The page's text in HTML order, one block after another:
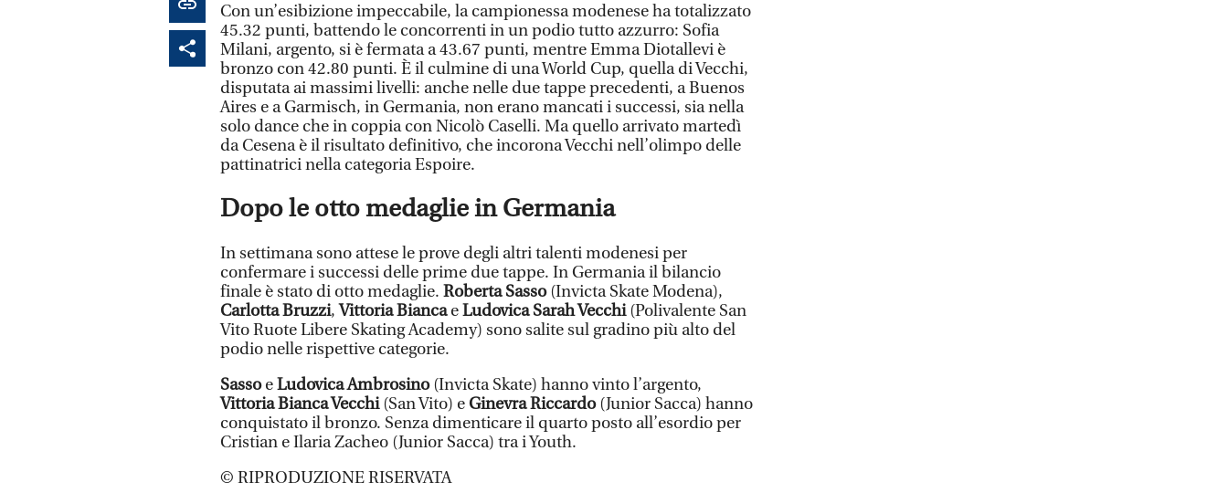
Con un’esibizione impeccabile, la campionessa modenese ha totalizzato
45.32 punti, battendo le concorrenti in un podio tutto azzurro: Sofia
Milani, argento, si è fermata a 43.67 punti, mentre Emma Diotallevi è
bronzo con 42.80 punti. È il culmine di una World Cup, quella di Vecchi,
disputata ai massimi livelli: anche nelle due tappe precedenti, a Buenos
Aires e a Garmisch, in Germania, non erano mancati i successi, sia nella
solo dance che in coppia con Nicolò Caselli. Ma quello arrivato martedì
da Cesena è il risultato definitivo, che incorona Vecchi nell’olimpo delle
pattinatrici nella categoria Espoire.
Dopo le otto medaglie in Germania
In settimana sono attese le prove degli altri talenti modenesi per
confermare i successi delle prime due tappe. In Germania il bilancio
finale è stato di otto medaglie. Roberta Sasso(Invicta Skate Modena),
Carlotta Bruzzi,Vittoria BiancaeLudovica Sarah Vecchi(Polivalente San
Vito Ruote Libere Skating Academy) sono salite sul gradino più alto del
podio nelle rispettive categorie.
SassoeLudovica Ambrosino(Invicta Skate) hanno vinto l’argento,
Vittoria Bianca Vecchi(San Vito) eGinevra Riccardo(Junior Sacca) hanno
conquistato il bronzo. Senza dimenticare il quarto posto all’esordio per
Cristian e Ilaria Zacheo (Junior Sacca) tra i Youth.
© RIPRODUZIONE RISERVATA